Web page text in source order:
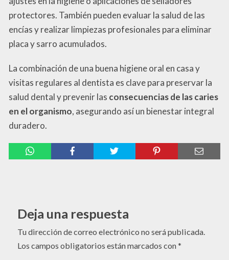
protectores. También pueden evaluar la salud de las
encías y realizar limpiezas profesionales para eliminar
placa y sarro acumulados.
La combinación de una buena higiene oral en casa y
visitas regulares al dentista es clave para preservar la
salud dental y prevenir las consecuencias de las caries
en el organismo, asegurando así un bienestar integral
duradero.
Deja una respuesta
Tu dirección de correo electrónico no será publicada.
Los campos obligatorios están marcados con*